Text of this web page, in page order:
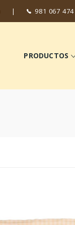
| 981 067 474
PRODUCTOS